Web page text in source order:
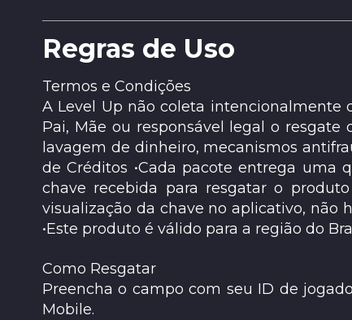
Regras de Uso
Termos e Condições
A Level Up não coleta intencionalmente
Pai, Mãe ou responsável legal o
lavagem de dinheiro, mecanismos
de Créditos •Cada pacote entrega uma
chave recebida para resgatar o
visualização da chave no aplicativo, não
•Este produto é válido para a região do
Como Resgatar
Preencha o campo com seu ID de
Mobile.